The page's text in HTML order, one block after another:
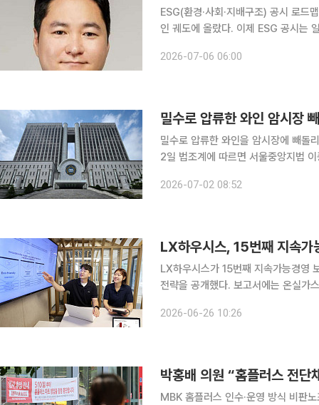
ESG(환경·사회·지배구조) 공시 로드
인 궤도에 올랐다. 이제 ESG 공시는
기업들이 마주한 과제는 단순히 새로
2026-07-06 06:00
밀수로 압류한 와인 암시장
밀수로 압류한 와인을 암시장에 빼돌
2일 법조계에 따르면 서울중앙지법
장실질심사) 끝에 "증거 인멸과 도망
2026-07-02 08:52
LX하우시스, 15번째 지속가
LX하우시스가 15번째 지속가능경영
전략을 공개했다. 보고서에는 온실가
보고서를 발간했다고 26일 밝혔다.
2026-06-26 10:26
박홍배 의원 “홈플러스 전
MBK 홈플러스 인수·운영 방식 비판노